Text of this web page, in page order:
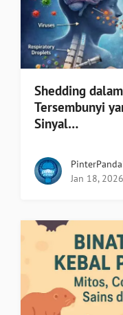
Shedding
Tersembunyi
Sinyal…
Jan 18, 2026